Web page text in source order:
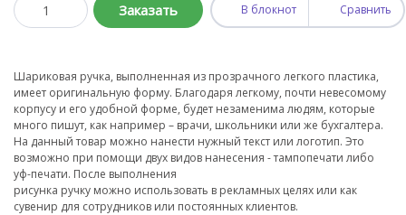
Заказать В блокнот Сравнить
Шариковая ручка, выполненная из прозрачного легкого пластика,
имеет оригинальную форму. Благодаря легкому, почти невесомому
корпусу и его удобной форме, будет незаменима людям, которые
много пишут, как например – врачи, школьники или же бухгалтера.
На данный товар можно нанести нужный текст или логотип. Это
возможно при помощи двух видов нанесения - тампопечати либо
уф-печати. После выполнения
рисунка ручку можно использовать в рекламных целях или как
сувенир для сотрудников или постоянных клиентов.